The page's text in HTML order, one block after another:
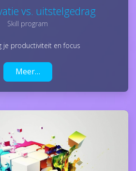
vs. uitstelgedrag
Skill program
je productiviteit en focus
Meer…